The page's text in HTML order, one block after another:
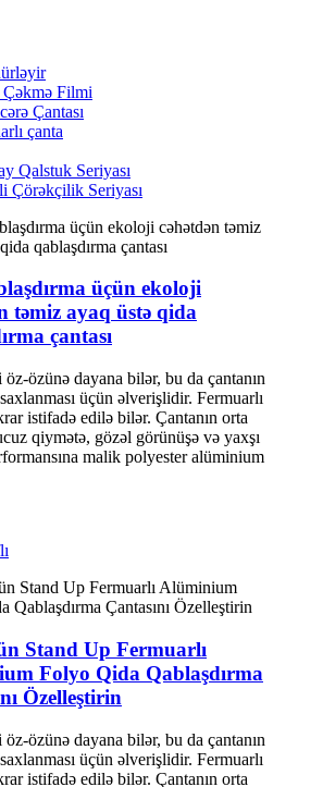
Çəkmə Filmi
Çantası
çanta
Qalstuk Seriyası
Çörəkçilik Seriyası
üçün ekoloji
təmiz ayaq üstə qida
çantası
öz-özünə dayana bilər, bu da çantanın
üçün əlverişlidir. Fermuarlı
istifadə edilə bilər. Çantanın orta
qiymətə, gözəl görünüşə və yaxşı
malik polyester alüminium
Stand Up Fermuarlı
Folyo Qida Qablaşdırma
Özelleştirin
öz-özünə dayana bilər, bu da çantanın
üçün əlverişlidir. Fermuarlı
istifadə edilə bilər. Çantanın orta